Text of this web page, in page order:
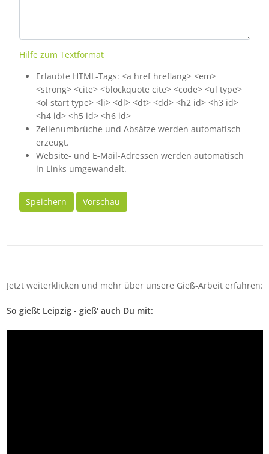
Hilfe zum Textformat
Erlaubte HTML-Tags: <a href hreflang> <em>
<strong> <cite> <blockquote cite> <code> <ul type>
<ol start type> <li> <dl> <dt> <dd> <h2 id> <h3 id>
<h4 id> <h5 id> <h6 id>
Zeilenumbrüche und Absätze werden automatisch
erzeugt.
Website- und E-Mail-Adressen werden automatisch
in Links umgewandelt.
Speichern Vorschau
Jetzt weiterklicken und mehr über unsere Gieß-Arbeit erfahren:
So gießt Leipzig - gieß' auch Du mit: